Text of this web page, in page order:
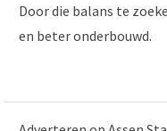
Door die balans te
en beter onderbouwd.